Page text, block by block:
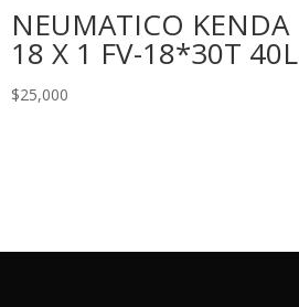
NEUMATICO KENDA
18 X 1 FV-18*30T 40L
$25,000